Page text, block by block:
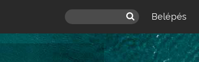
Belépés